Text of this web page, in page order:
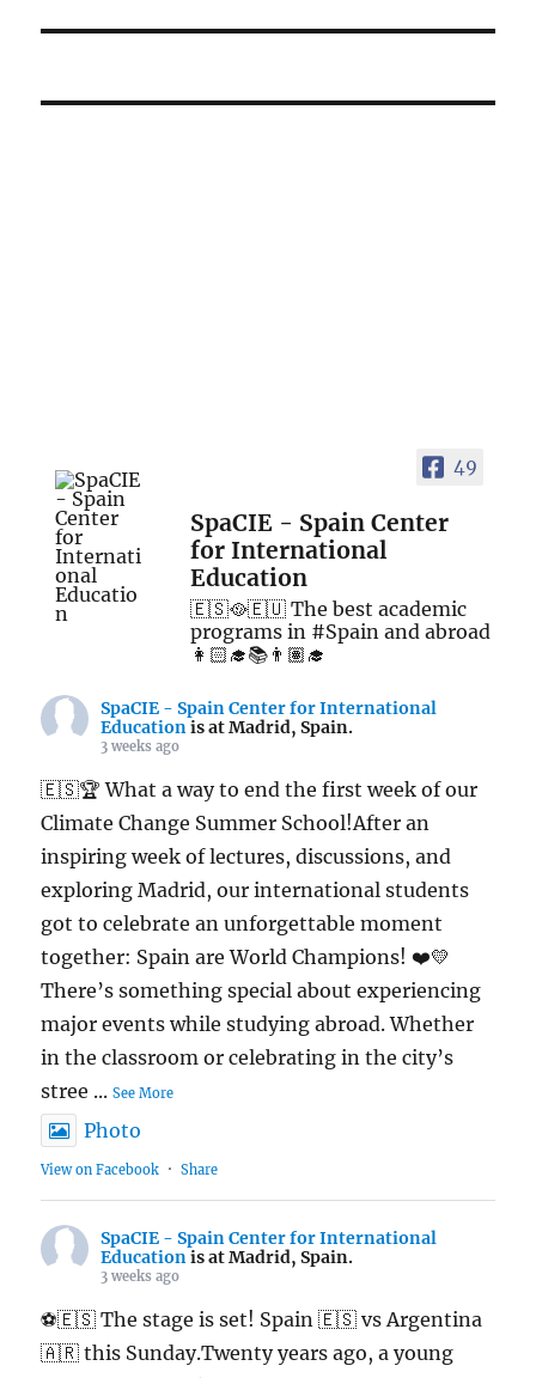
49
SpaCIE - Spain Center
for International
Education
🇪🇸🥘🇪🇺 The best academic
programs in #Spain and abroad
👩🏻‍🎓📚👨🏽‍🎓
SpaCIE - Spain Center for International
Educationis at Madrid, Spain.
3 weeks ago
🇪🇸🏆 What a way to end the first week of our
Climate Change Summer School!After an
inspiring week of lectures, discussions, and
exploring Madrid, our international students
got to celebrate an unforgettable moment
together: Spain are World Champions! ❤️💛
There’s something special about experiencing
major events while studying abroad. Whether
in the classroom or celebrating in the city’s
stree ...See More
Photo
View on Facebook · Share
SpaCIE - Spain Center for International
Educationis at Madrid, Spain.
3 weeks ago
⚽🇪🇸 The stage is set! Spain 🇪🇸 vs Argentina
🇦🇷 this Sunday.Twenty years ago, a young